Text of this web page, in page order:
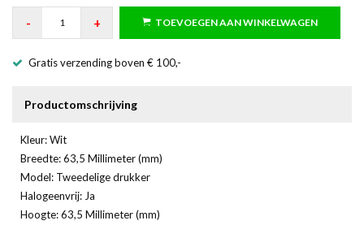
- + TOEVOEGEN AAN WINKELWAGEN
Gratis verzending boven € 100,-
Productomschrijving
Kleur: Wit
Breedte: 63,5 Millimeter (mm)
Model: Tweedelige drukker
Halogeenvrij: Ja
Hoogte: 63,5 Millimeter (mm)